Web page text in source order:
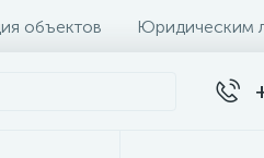
объектов Юридическим